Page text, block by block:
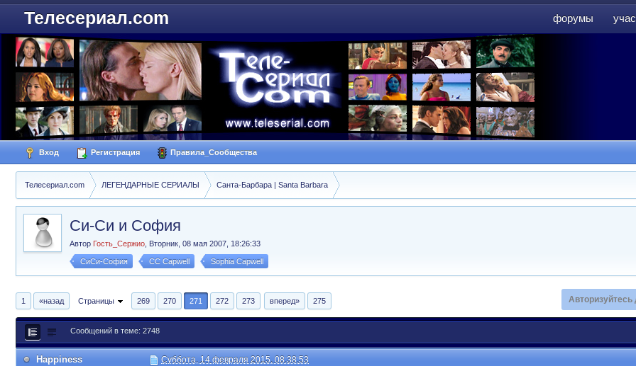
форумы
Телесериал.com
Вход Регистрация Правила_Сообщества
Телесериал.com ЛЕГЕНДАРНЫЕ СЕРИАЛЫ Санта-Барбара | Santa Barbara
Си-Си и София
Автор Гость_Сержио Вторник, 08 мая 2007, 18:26:33
СиСи-София CC Capwell Sophia Capwell
1 «назад Страницы 269 270 271 272 273 вперед» 275 Авторизуйтесь
Сообщений в теме: 2748
Happiness Суббота, 14 февраля 2015, 08:38:53